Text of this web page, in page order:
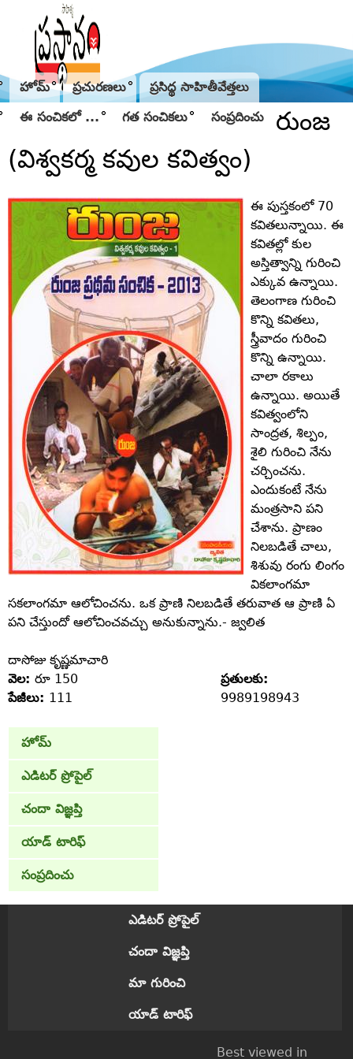
హోమ్ ప్రచురణలు ప్రసిద్థ సాహితీవేత్తలు
ఈ సంచికలో ... గత సంచికలు సంప్రదించు
రుంజ
(విశ్వకర్మ కవుల కవిత్వం)
ఈ పుస్తకంలో 70
కవితలున్నాయి. ఈ
కవితల్లో కుల
అస్తిత్వాన్ని గురించి
ఎక్కువ ఉన్నాయి.
తెలంగాణ గురించి
కొన్ని కవితలు,
స్త్రీవాదం గురించి
కొన్ని ఉన్నాయి.
చాలా రకాలు
ఉన్నాయి. అయితే
కవిత్వంలోని
సాంద్రత, శిల్పం,
శైలి గురించి నేను
చర్చించను.
ఎందుకంటే నేను
మంత్రసాని పని
చేశాను. ప్రాణం
నిలబడితే చాలు,
శిశువు రంగు లింగం
వికలాంగమా
సకలాంగమా ఆలోచించను. ఒక ప్రాణి నిలబడితే తరువాత ఆ ప్రాణి ఏ
పని చేస్తుందో ఆలోచించవచ్చు అనుకున్నాను.- జ్వలిత
దాసోజు కృష్ణమాచారి
వెల: రూ 150
పేజీలు: 111
ప్రతులకు:
9989198943
హోమ్
ఎడిటర్ ప్రోపైల్
చందా విజ్ఞప్తి
యాడ్ టారిఫ్
సంప్రదించు
ఎడిటర్ ప్రోపైల్
చందా విజ్ఞప్తి
మా గురించి
యాడ్ టారిఫ్
Best viewed in